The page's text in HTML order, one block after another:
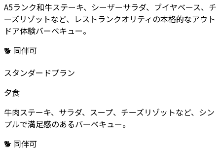
A5ランク和牛ステーキ、シーザーサラダ、ブイヤベース、チ
ーズリゾットなど、レストランクオリティの本格的なアウト
ドア体験バーベキュー。
🐕 同伴可
スタンダードプラン
夕食
牛肉ステーキ、サラダ、スープ、チーズリゾットなど、シン
プルで満足感のあるバーベキュー。
🐕 同伴可